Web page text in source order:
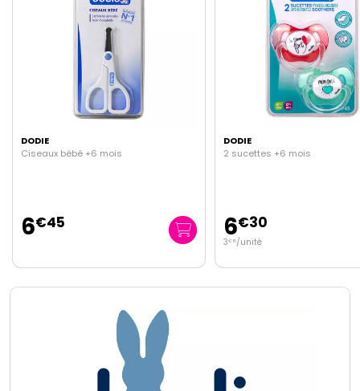
DODIE
2 sucettes +6 mois
6€30
DODIE
2 tétines col large
6€30
3€15 /unité